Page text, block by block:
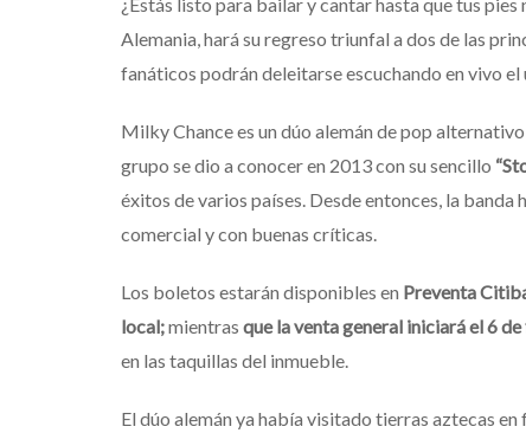
Alemania, hará su regreso triunfal a dos de las
fanáticos podrán deleitarse escuchando en vivo
Milky Chance es un dúo alemán de pop
grupo se dio a conocer en 2013 con su sencillo
éxitos de varios países. Desde entonces, la
comercial y con buenas críticas.
Los boletos estarán disponibles en Preventa
local;mientras que la venta general iniciará el 6
en las taquillas del inmueble.
El dúo alemán ya había visitado tierras aztecas